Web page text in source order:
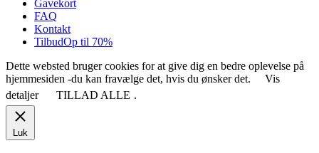
Gavekort
FAQ
Kontakt
TilbudOp til 70%
Dette websted bruger cookies for at give dig en bedre oplevelse på
hjemmesiden -du kan fravælge det, hvis du ønsker det.
Vis
detaljer
TILLAD ALLE .
Luk